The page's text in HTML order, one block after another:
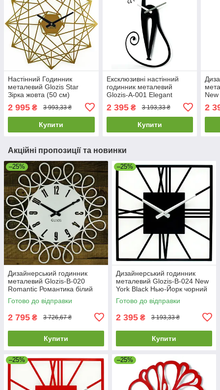
Настінний Годинник
металевий Glozis Star
Зірка жовта (50 см)
Кольори]
2 995 ₴ 3 993,33 ₴
Купити
Ексклюзивні настінний
годинник металевий
Glozis-A-001 Elegant
Елегант чорний (56х33см)
[Метал, Відкритий,
2 395₴ 3 193,33 ₴
Купити
2
Акційні пропозиції та новинки
–25%
Дизайнерський годинник
металевий Glozis-B-020
Romantic Романтика білий
(50 см) [Метал, Відкритий,
Кольори]
Готово до відправки
2 795 ₴ 3 726,67 ₴
Купити
–25%
Дизайнерський годинник
металевий Glozis-B-024 New
York Black Нью-Йорк чорний
(35 см) [Метал, Відкритий,
Готово до відправки
2 395 ₴ 3 193,33 ₴
Купити
–25% –25%